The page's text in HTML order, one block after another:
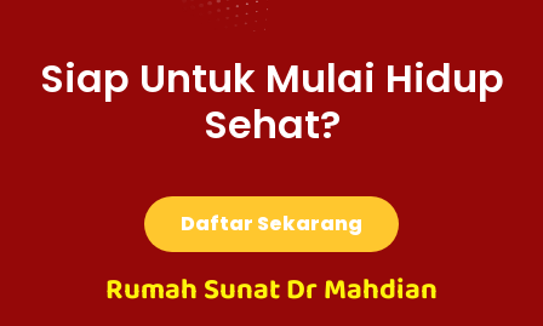
Siap Untuk Mulai Hidup
Sehat?
Daftar Sekarang
Rumah Sunat Dr Mahdian